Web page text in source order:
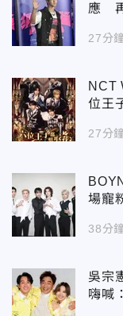
應
27分
NCT
位王
27分
場寵
38分
吳宗
嗨喊